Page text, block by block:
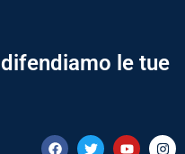
le tue